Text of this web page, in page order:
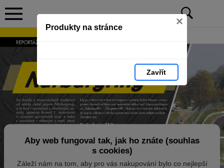
Produkty na stránce ×
Zavřít
Aby web fungoval tak, jak ho znáte (souhlas
s cookies)
Záleží nám na tom, aby pro vás nakupování bylo co nejlepší